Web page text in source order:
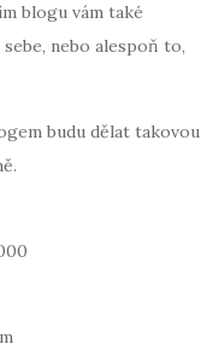
blogu vám také
nebo alespoň to,
budu dělat takovou